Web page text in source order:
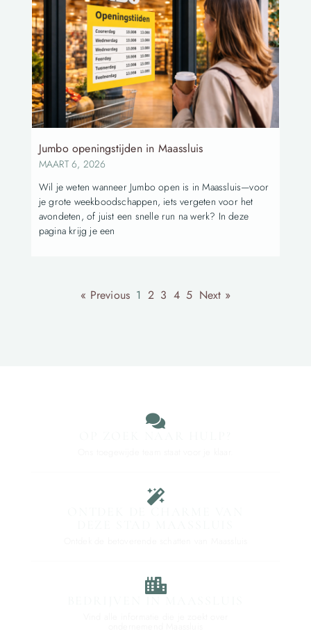
Jumbo openingstijden in Maassluis
MAART 6, 2026
Wil je weten wanneer Jumbo open is in Maassluis—voor
je grote weekboodschappen, iets vergeten voor het
avondeten, of juist een snelle run na werk? In deze
pagina krijg je een
« Previous 1 2 3 4 5 Next »